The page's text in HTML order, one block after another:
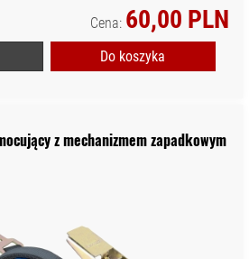
Cena: 60,00 PLN
Do koszyka
z mechanizmem zapadkowym